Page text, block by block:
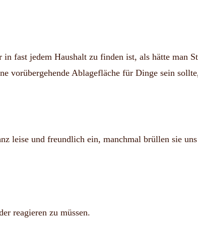
fast jedem Haushalt zu finden ist, als hätte man
vorübergehende Ablagefläche für Dinge sein
leise und freundlich ein, manchmal brüllen sie
reagieren zu müssen.